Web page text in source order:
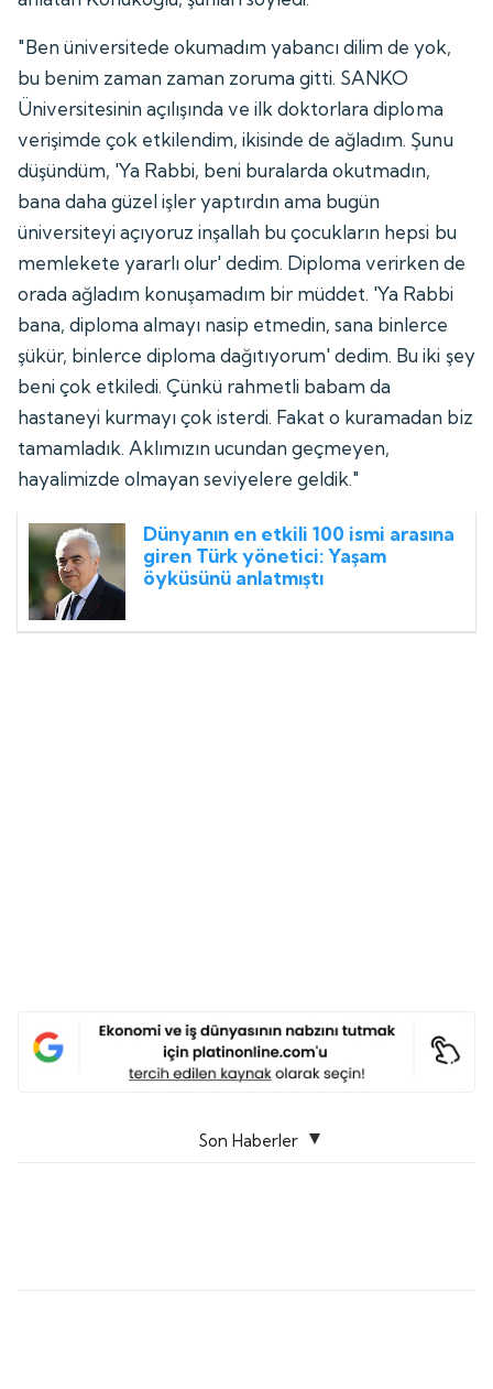
"Ben üniversitede okumadım yabancı dilim de yok,
bu benim zaman zaman zoruma gitti. SANKO
Üniversitesinin açılışında ve ilk doktorlara diploma
verişimde çok etkilendim, ikisinde de ağladım. Şunu
düşündüm, 'Ya Rabbi, beni buralarda okutmadın,
bana daha güzel işler yaptırdın ama bugün
üniversiteyi açıyoruz inşallah bu çocukların hepsi bu
memlekete yararlı olur' dedim. Diploma verirken de
orada ağladım konuşamadım bir müddet. 'Ya Rabbi
bana, diploma almayı nasip etmedin, sana binlerce
şükür, binlerce diploma dağıtıyorum' dedim. Bu iki şey
beni çok etkiledi. Çünkü rahmetli babam da
hastaneyi kurmayı çok isterdi. Fakat o kuramadan biz
tamamladık. Aklımızın ucundan geçmeyen,
hayalimizde olmayan seviyelere geldik."
Dünyanın en etkili 100 ismi arasına
giren Türk yönetici: Yaşam
öyküsünü anlatmıştı
Son Haberler